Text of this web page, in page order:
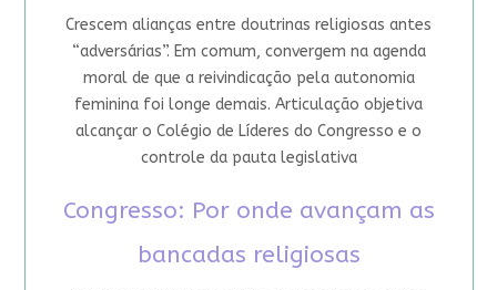
Crescem alianças entre doutrinas religiosas antes
“adversárias”. Em comum, convergem na agenda
moral de que a reivindicação pela autonomia
feminina foi longe demais. Articulação objetiva
alcançar o Colégio de Líderes do Congresso e o
controle da pauta legislativa
Congresso: Por onde avançam as
bancadas religiosas